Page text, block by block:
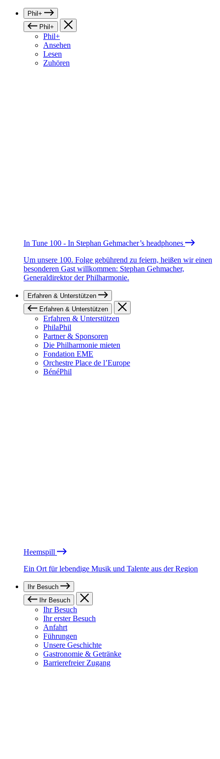
Phil+
Phil+
Phil+
Ansehen
Lesen
Zuhören
In Tune 100 - In Stephan Gehmacher’s headphones
Um unsere 100. Folge gebührend zu feiern, heißen wir einen
besonderen Gast willkommen: Stephan Gehmacher,
Generaldirektor der Philharmonie.
Erfahren & Unterstützen
Erfahren & Unterstützen
Erfahren & Unterstützen
PhilaPhil
Partner & Sponsoren
Die Philharmonie mieten
Fondation EME
Orchestre Place de l’Europe
BénéPhil
Heemspill
Ein Ort für lebendige Musik und Talente aus der Region
Ihr Besuch
Ihr Besuch
Ihr Besuch
Ihr erster Besuch
Anfahrt
Führungen
Unsere Geschichte
Gastronomie & Getränke
Barrierefreier Zugang